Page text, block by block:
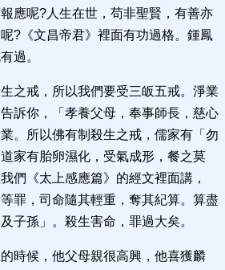
應呢?人生在世，苟非聖賢，有善亦
?《文昌帝君》裡面有功過格。鍾鳳
過。
之戒，所以我們要受三皈五戒。淨業
訴你，「孝養父母，奉事師長，慈心
。所以佛有制殺生之戒，儒家有「勿
家有胎卵濕化，受氣成形，餐之莫
們《太上感應篇》的經文裡面講，
罪，司命隨其輕重，奪其紀算。算盡
子孫」。殺生害命，罪過大矣。
時候，他父母親很高興，他喜獲麟